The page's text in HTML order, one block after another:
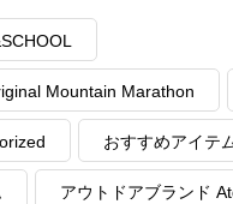
Mountain Marathon
おすすめアイテ
アウトドアブランド